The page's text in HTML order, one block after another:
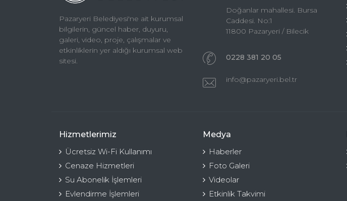
Pazaryeri Belediyesi'ne ait kurumsal
bilgilerin, güncel haber, duyuru,
galeri, video, proje, çalışmalar ve
etkinliklerin yer aldığı kurumsal web
sitesi.
Doğanlar mahallesi. Bursa
Caddesi. No:1
11800 Pazaryeri / Bilecik
0228 381 20 05
info@pazaryeri.bel.tr
Hizmetlerimiz
Ücretsiz Wi-Fi Kullanımı
Cenaze Hizmetleri
Su Abonelik İşlemleri
Evlendirme İşlemleri
Medya
Haberler
Foto Galeri
Videolar
Etkinlik Takvimi